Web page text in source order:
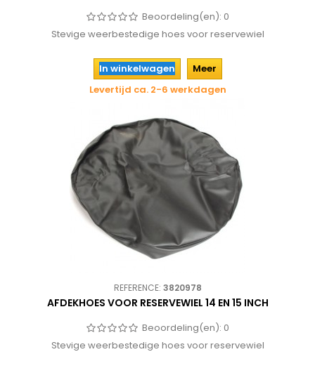
Beoordeling(en): 0
Stevige weerbestedige hoes voor reservewiel
In winkelwagen
Meer
Levertijd ca. 2-6 werkdagen
REFERENCE: 3820978
AFDEKHOES VOOR RESERVEWIEL 14 EN 15 INCH
Beoordeling(en): 0
Stevige weerbestedige hoes voor reservewiel